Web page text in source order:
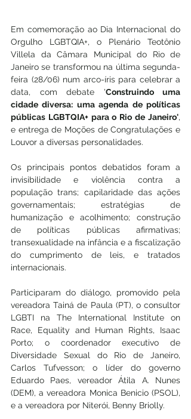
Em comemoração ao Dia Internacional do
Orgulho LGBTQIA+, o Plenário Teotônio
Villela da Câmara Municipal do Rio de
Janeiro se transformou na última segunda-
feira (28/06) num arco-íris para celebrar a
data, com debate 'Construindo uma
cidade diversa: uma agenda de políticas
públicas LGBTQIA+ para o Rio de Janeiro',
e entrega de Moções de Congratulações e
Louvor a diversas personalidades.
Os principais pontos debatidos foram a
invisibilidade e violência contra a
população trans; capilaridade das ações
governamentais; estratégias de
humanização e acolhimento; construção
de políticas públicas afirmativas;
transexualidade na infância e a fiscalização
do cumprimento de leis, e tratados
internacionais.
Participaram do diálogo, promovido pela
vereadora Tainá de Paula (PT), o consultor
LGBTI na The International Institute on
Race, Equality and Human Rights, Isaac
Porto; o coordenador executivo de
Diversidade Sexual do Rio de Janeiro,
Carlos Tufvesson; o líder do governo
Eduardo Paes, vereador Átila A. Nunes
(DEM), a vereadora Monica Benicio (PSOL),
e a vereadora por Niterói, Benny Briolly.